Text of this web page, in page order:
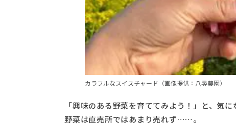
カラフルなスイスチャード（画像提供：八尋農園）
「興味のある野菜を育ててみよう！」と、気
野菜は直売所ではあまり売れず……。